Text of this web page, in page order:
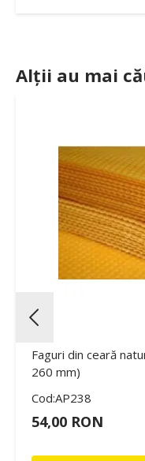
Alții au mai
Faguri din ceară
260 mm)
Cod:AP238
54,00 RON